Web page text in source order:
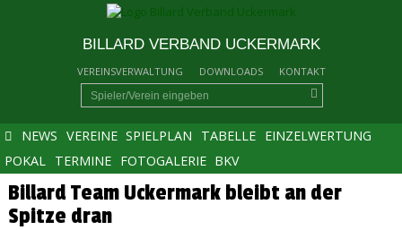
BILLARD VERBAND UCKERMARK
VEREINSVERWALTUNG DOWNLOADS KONTAKT
NEWS VEREINE SPIELPLAN TABELLE EINZELWERTUNG
POKAL TERMINE FOTOGALERIE BKV
Billard Team Uckermark bleibt an der
Spitze dran